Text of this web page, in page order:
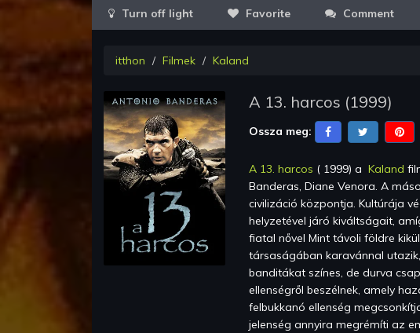
Favorite Comment
itthon Filmek Kaland
A 13. harcos (1999)
Ossza meg:
A 13. harcos ( 1999) a Kaland
Banderas, Diane Venora. A
civilizáció központja. Kultúrája
helyzetével járó kiváltságait,
fiatal nővel Mint távoli földre
társaságában karavánnal
banditákat színes, de durva
ellenségről beszélnek, amely
felbukkanó ellenség
jelenség annyira megrémíti az